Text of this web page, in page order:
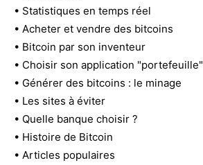
• Statistiques en temps réel
• Acheter et vendre des bitcoins
• Bitcoin par son inventeur
• Choisir son application "portefeuille"
• Générer des bitcoins : le minage
• Les sites à éviter
• Quelle banque choisir ?
• Histoire de Bitcoin
• Articles populaires